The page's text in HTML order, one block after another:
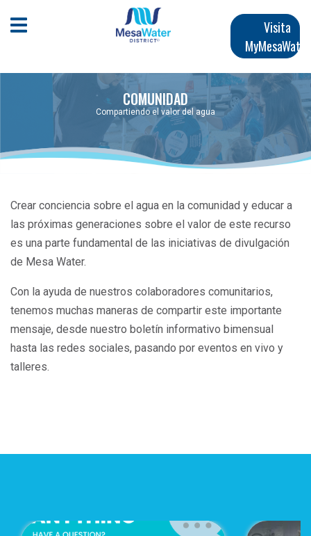
Navegación
Abrir menú móvil
Visita
MyMesaWater
COMUNIDAD
Compartiendo el valor del agua
Crear conciencia sobre el agua en la comunidad y educar a
las próximas generaciones sobre el valor de este recurso
es una parte fundamental de las iniciativas de divulgación
de Mesa Water.
Con la ayuda de nuestros colaboradores comunitarios,
tenemos muchas maneras de compartir este importante
mensaje, desde nuestro boletín informativo bimensual
hasta las redes sociales, pasando por eventos en vivo y
talleres.